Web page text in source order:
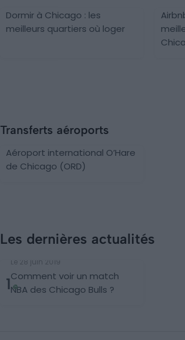
Dormir à Chicago : les
meilleurs quartiers où loger
Transferts aéroports
Aéroport international O’Hare
de Chicago (ORD)
Les dernières actualités
1
Le 28 juin 2019
Comment voir un match
NBA des Chicago Bulls ?